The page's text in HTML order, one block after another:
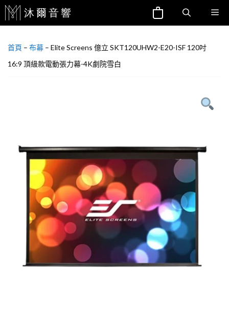
跳
至
首頁 – 布幕 – Elite Screens 億立 SKT120UHW2-E20-ISF 120吋
16:9 頂級款電動張力幕-4K劇院雪白